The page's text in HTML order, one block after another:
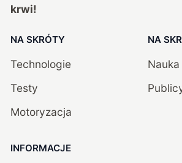
krwi!
NA SKRÓTY
Technologie
Testy
Motoryzacja
NA
Nauka
INFORMACJE